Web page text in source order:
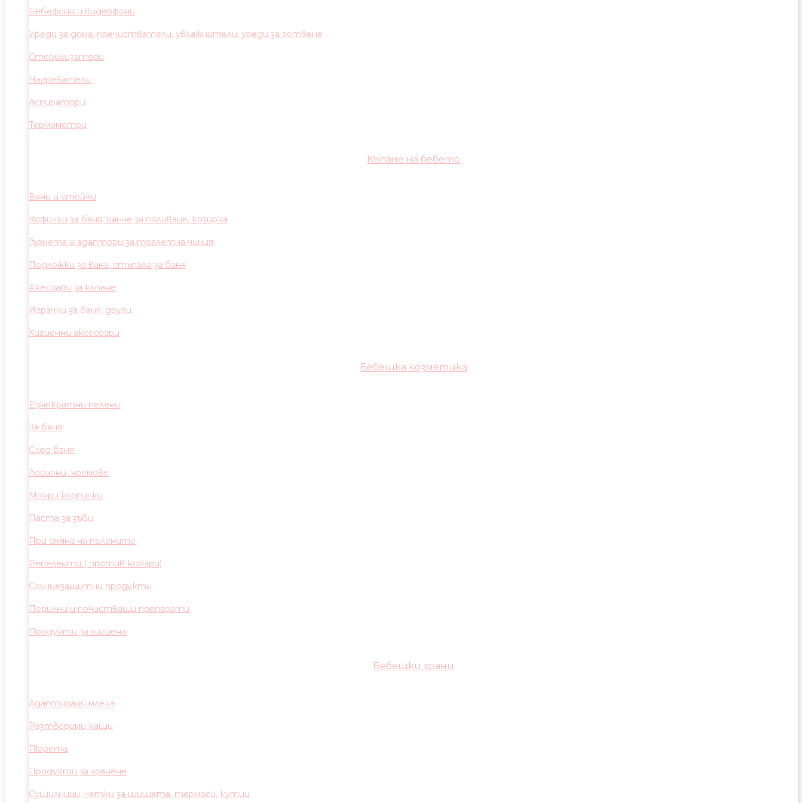
Бебефони и видеофони
Уреди за дома, пречистватели, увлажнители, уреди за готвене
Стерилизатори
Нагреватели
Аспиратори
Термометри
Къпане на бебето
Вани и стойки
Кофички за баня, канче за поливане, козирка
Гърнета и адаптори за тоалетна чиния
Подложки за вана, стъпала за баня
Акесоари за къпане
Играчки за баня, други
Хигиенни аксесоари
Бебешка козметика
Еднократни пелени
За баня
След баня
Лосиони, кремове
Мокри кърпички
Паста за зъби
При смяна на пелените
Репеленти ( против комари)
Слънцезащитни продукти
Перилни и почистващи препарати
Продукти за хигиена
Бебешки храни
Адаптирани млека
Разтворими каши
Пюрета
Продукти за хранене
Сушилници, четки за шишета, термоси, кутии